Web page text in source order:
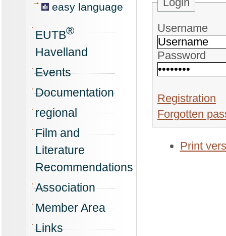
easy language
EUTB®
Havelland
Events
Documentation
regional
Film and
Literature
Recommendations
Association
Member Area
Links
Username
Password
Registration
Forgotten
Print